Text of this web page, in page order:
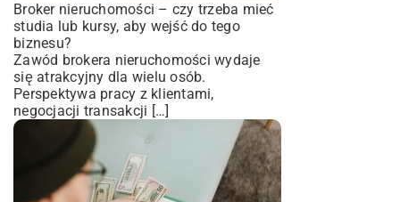
Broker nieruchomości – czy trzeba mieć
studia lub kursy, aby wejść do tego
biznesu?
Zawód brokera nieruchomości wydaje
się atrakcyjny dla wielu osób.
Perspektywa pracy z klientami,
negocjacji transakcji […]